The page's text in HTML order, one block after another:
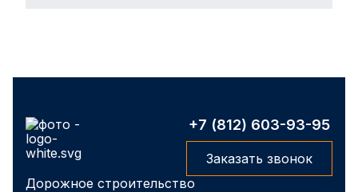
+7 (812) 603-93-95
Заказать звонок
Дорожное строительство